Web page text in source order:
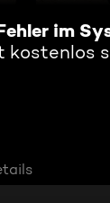
im
kostenlos